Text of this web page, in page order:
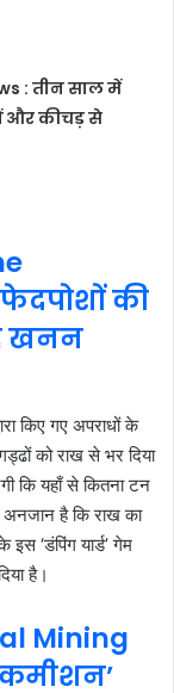
: तीन साल में
और कीचड़ से
की
खनन
किए गए अपराधों के
को राख से भर दिया
कि यहाँ से कितना टन
अनजान है कि राख का
‘डंपिंग यार्ड’ गेम
है।
Mining